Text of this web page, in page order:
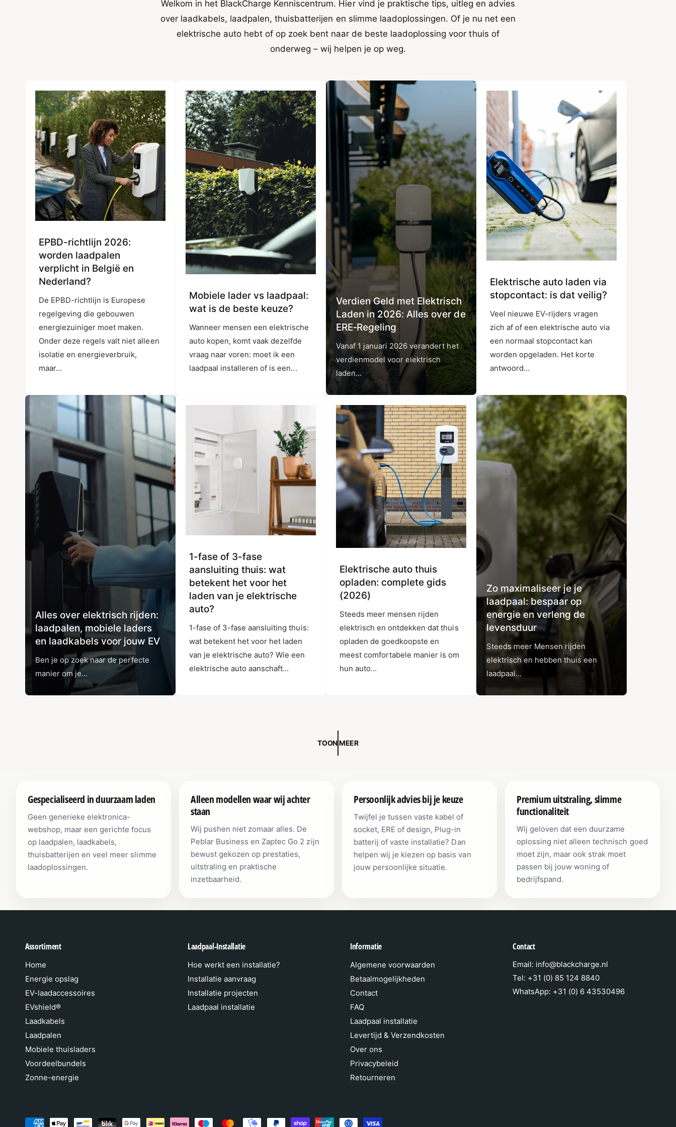
t
y
Welkom in het BlackCharge Kenniscentrum. Hier vind je praktische tips, uitleg en advies
over laadkabels, laadpalen, thuisbatterijen en slimme laadoplossingen. Of je nu net een
elektrische auto hebt of op zoek bent naar de beste laadoplossing voor thuis of
onderweg – wij helpen je op weg.
EPBD-richtlijn 2026:
worden laadpalen
verplicht in België en
Nederland?
De EPBD-richtlijn is Europese
regelgeving die gebouwen
energiezuiniger moet maken.
Onder deze regels valt niet alleen
isolatie en energieverbruik,
maar...
Mobiele lader vs laadpaal:
wat is de beste keuze?
Wanneer mensen een elektrische
auto kopen, komt vaak dezelfde
vraag naar voren: moet ik een
laadpaal installeren of is een...
Verdien Geld met Elektrisch
Laden in 2026: Alles over de
ERE‑Regeling
Vanaf 1 januari 2026 verandert het
verdienmodel voor elektrisch
laden...
Elektrische auto laden via
stopcontact: is dat veilig?
Veel nieuwe EV-rijders vragen
zich af of een elektrische auto via
een normaal stopcontact kan
worden opgeladen. Het korte
antwoord...
Alles over elektrisch rijden:
laadpalen, mobiele laders
en laadkabels voor jouw EV
Ben je op zoek naar de perfecte
manier om je...
1-fase of 3-fase
aansluiting thuis: wat
betekent het voor het
laden van je elektrische
auto?
1-fase of 3-fase aansluiting thuis:
wat betekent het voor het laden
van je elektrische auto? Wie een
elektrische auto aanschaft...
Elektrische auto thuis
opladen: complete gids
(2026)
Steeds meer mensen rijden
elektrisch en ontdekken dat thuis
opladen de goedkoopste en
meest comfortabele manier is om
hun auto...
Zo maximaliseer je je
laadpaal: bespaar op
energie en verleng de
levensduur
Steeds meer Mensen rijden
elektrisch en hebben thuis een
laadpaal...
TOON MEER
Gespecialiseerd in duurzaam laden
Geen generieke elektronica-
webshop, maar een gerichte focus
op laadpalen, laadkabels,
thuisbatterijen en veel meer slimme
laadoplossingen.
Alleen modellen waar wij achter
staan
Wij pushen niet zomaar alles. De
Peblar Business en Zaptec Go 2 zijn
bewust gekozen op prestaties,
uitstraling en praktische
inzetbaarheid.
Persoonlijk advies bij je keuze
Twijfel je tussen vaste kabel of
socket, ERE of design, Plug-in
batterij of vaste installatie? Dan
helpen wij je kiezen op basis van
jouw persoonlijke situatie.
Premium uitstraling, slimme
functionaliteit
Wij geloven dat een duurzame
oplossing niet alleen technisch goed
moet zijn, maar ook strak moet
passen bij jouw woning of
bedrijfspand.
Assortiment
Home
Energie opslag
EV-laadaccessoires
EVshield®
Laadkabels
Laadpalen
Mobiele thuisladers
Voordeelbundels
Zonne-energie
Laadpaal-Installatie
Hoe werkt een installatie?
Installatie aanvraag
Installatie projecten
Laadpaal installatie
Informatie
Algemene voorwaarden
Betaalmogelijkheden
Contact
FAQ
Laadpaal installatie
Levertijd & Verzendkosten
Over ons
Privacybeleid
Retourneren
Contact
Email: info@blackcharge.nl
Tel: +31 (0) 85 124 8840
WhatsApp: +31 (0) 6 43530496